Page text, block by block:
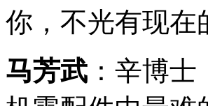
你，不光有现在
马芳武 ：辛博